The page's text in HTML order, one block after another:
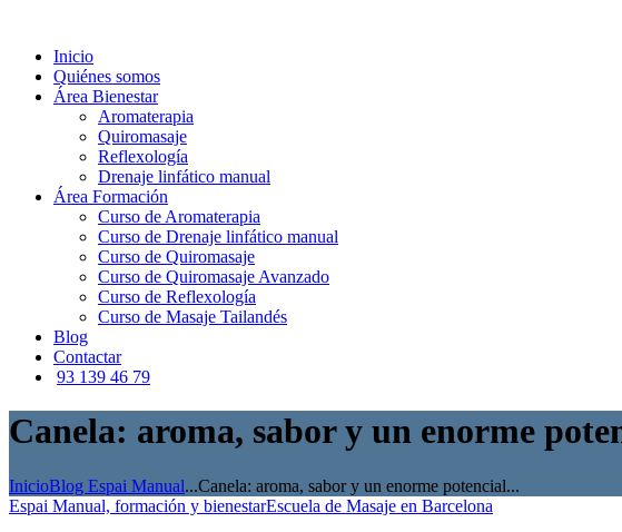
Inicio
Quiénes somos
Área Bienestar
Aromaterapia
Quiromasaje
Reflexología
Drenaje linfático manual
Área Formación
Curso de Aromaterapia
Curso de Drenaje linfático manual
Curso de Quiromasaje
Curso de Quiromasaje Avanzado
Curso de Reflexología
Curso de Masaje Tailandés
Blog
Contactar
93 139 46 79
Canela: aroma, sabor y un enorme
InicioBlog Espai Manual...Canela: aroma, sabor y un enorme potencial...
Espai Manual, formación y bienestarEscuela de Masaje en Barcelona